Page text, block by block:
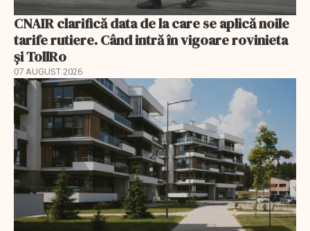
CNAIR clarifică data de la care se aplică noile
tarife rutiere. Când intră în vigoare rovinieta
și TollRo
07 AUGUST 2026